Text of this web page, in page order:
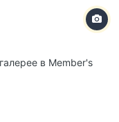
в Member's